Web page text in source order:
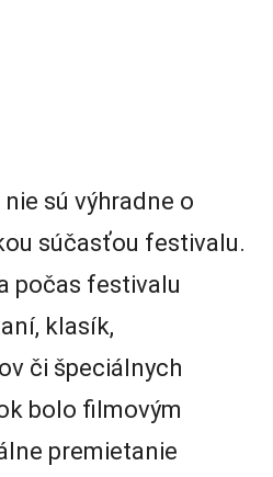
sú výhradne o
súčasťou festivalu.
počas festivalu
klasík,
či špeciálnych
bolo filmovým
premietanie